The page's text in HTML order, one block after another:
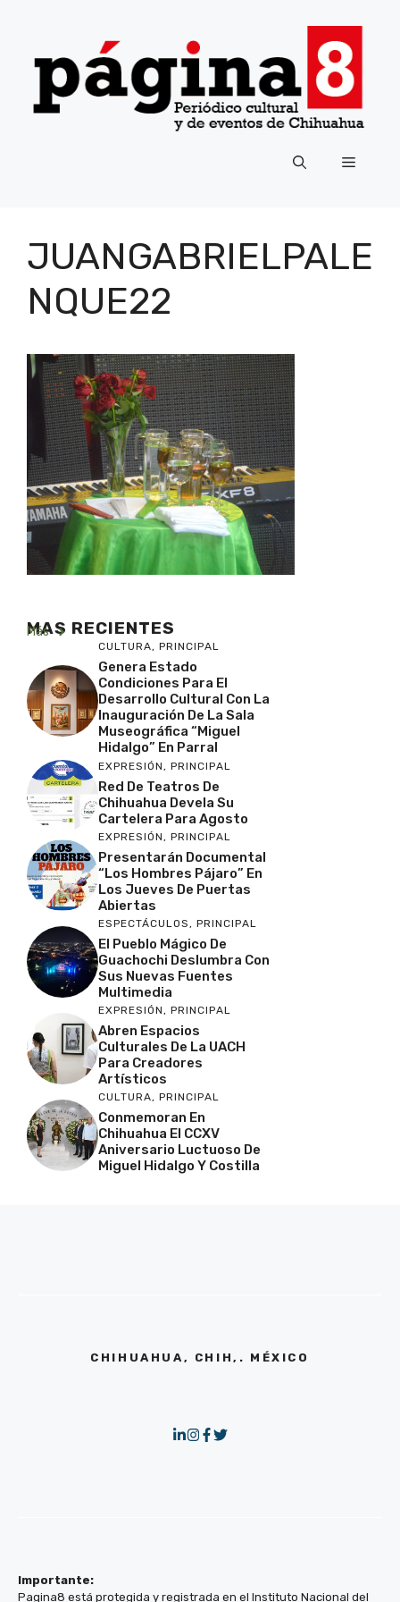
contenido
Menú
JUANGABRIELPALE
NQUE22
MAS RECIENTES
Más
CULTURA, PRINCIPAL
Genera Estado
Condiciones Para El
Desarrollo Cultural Con La
Inauguración De La Sala
Museográfica “Miguel
Hidalgo” En Parral
EXPRESIÓN , PRINCIPAL
Red De Teatros De
Chihuahua Devela Su
Cartelera Para Agosto
EXPRESIÓN, PRINCIPAL
Presentarán Documental
“Los Hombres Pájaro” En
Los Jueves De Puertas
Abiertas
ESPECTÁCULOS, PRINCIPAL
El Pueblo Mágico De
Guachochi Deslumbra Con
Sus Nuevas Fuentes
Multimedia
EXPRESIÓN, PRINCIPAL
Abren Espacios
Culturales De La UACH
Para Creadores
Artísticos
CULTURA, PRINCIPAL
Conmemoran En
Chihuahua El CCXV
Aniversario Luctuoso De
Miguel Hidalgo Y Costilla
CHIHUAHUA, CHIH,. MÉXICO
Importante:
Pagina8 está protegida y registrada en el Instituto Nacional del